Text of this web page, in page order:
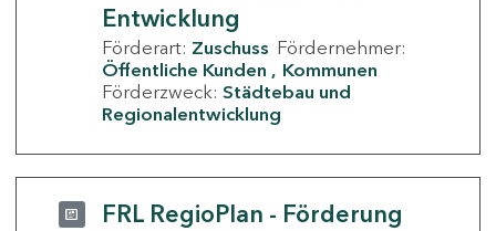
Entwicklung
Förderart: Zuschuss Fördernehmer:
Öffentliche Kunden
Kommunen
Förderzweck: Städtebau und
Regionalentwicklung
FRL RegioPlan - Förderung